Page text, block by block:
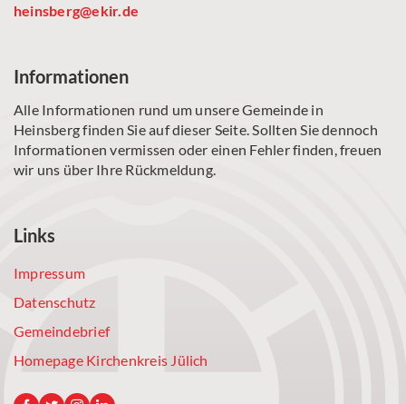
heinsberg@ekir.de
Informationen
Alle Informationen rund um unsere Gemeinde in
Heinsberg finden Sie auf dieser Seite. Sollten Sie dennoch
Informationen vermissen oder einen Fehler finden, freuen
wir uns über Ihre Rückmeldung.
Links
Impressum
Datenschutz
Gemeindebrief
Homepage Kirchenkreis Jülich